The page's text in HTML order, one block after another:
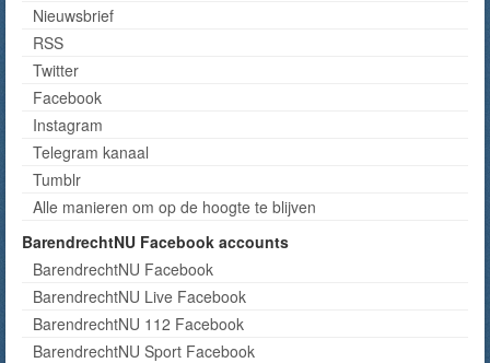
Nieuwsbrief
RSS
Twitter
Facebook
Instagram
Telegram kanaal
Tumblr
Alle manieren om op de hoogte te blijven
BarendrechtNU Facebook accounts
BarendrechtNU Facebook
BarendrechtNU Live Facebook
BarendrechtNU 112 Facebook
BarendrechtNU Sport Facebook